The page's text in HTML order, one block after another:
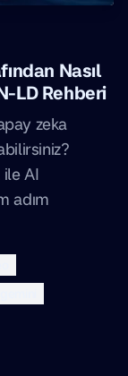
Nasıl
LD Rehberi
zeka
AI
adım